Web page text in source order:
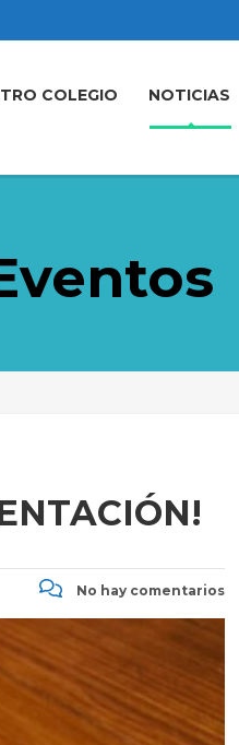
COLEGIO NOTICIAS
No hay comentarios